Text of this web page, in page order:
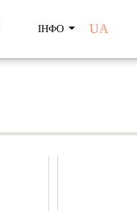
ІНФО UA